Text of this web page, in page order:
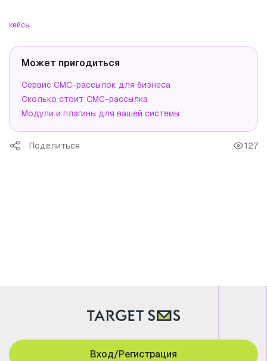
кейсы
Может пригодиться
Сервис СМС-рассылок для бизнеса
Сколько стоит СМС-рассылка
Модули и плагины для вашей системы
Поделиться 127
Вход/Регистрация